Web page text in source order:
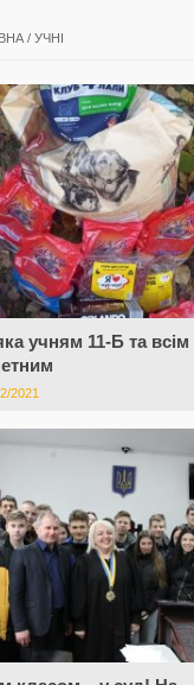
/ УЧНІ
учням 11-Б та всім
2021